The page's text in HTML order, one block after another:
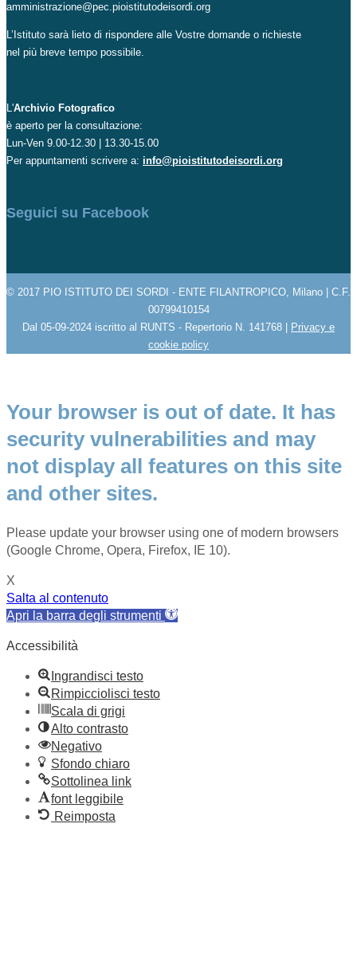
amministrazione@pec.pioistitutodeisordi.org
L’Istituto sarà lieto di rispondere alle Vostre domande o richieste
nel più breve tempo possibile.
L'Archivio Fotografico
è aperto per la consultazione:
Lun-Ven 9.00-12.30 | 13.30-15.00
Per appuntamenti scrivere a: info@pioistitutodeisordi.org
Seguici su Facebook
© 2017 PIO ISTITUTO DEI SORDI - ENTE FILANTROPICO, Milano | C.F.
00799410154
Dal 05-09-2024 iscritto al RUNTS - Repertorio N. 141768 | Privacy e
cookie policy
Your browser is out of date. It has
security vulnerabilities and may
not display all features on this site
and other sites.
Please update your browser using one of modern browsers
(Google Chrome, Opera, Firefox, IE 10).
X
Salta al contenuto
Apri la barra degli strumenti
Accessibilità
Ingrandisci testo
Rimpicciolisci testo
Scala di grigi
Alto contrasto
Negativo
Sfondo chiaro
Sottolinea link
font leggibile
Reimposta